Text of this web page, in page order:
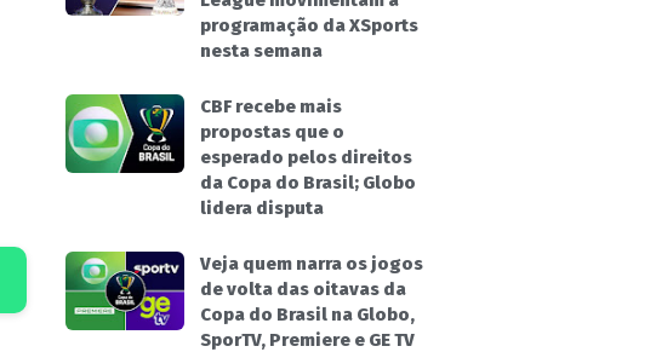
programação da XSports
nesta semana
CBF recebe mais
propostas que o
esperado pelos direitos
da Copa do Brasil; Globo
lidera disputa
Veja quem narra os jogos
de volta das oitavas da
Copa do Brasil na Globo,
SporTV, Premiere e GE TV